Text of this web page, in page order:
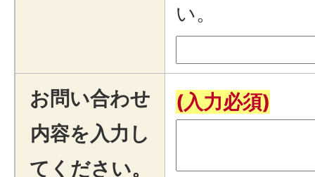
い。
お問い合わせ
内容を入力し
てください。
(入力必須)